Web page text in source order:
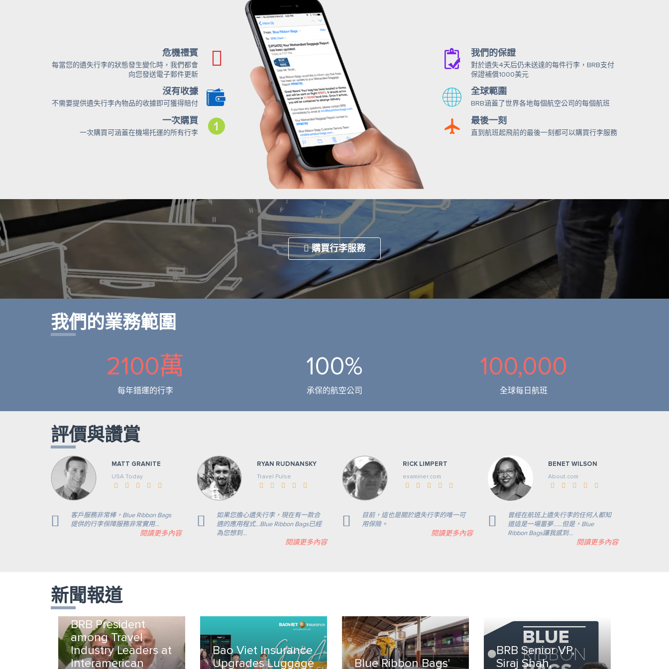
危機禮賓
每當您的遺失行李的狀態發生變化時，我們都會
向您發送電子郵件更新
沒有收據
不需要提供遺失行李內物品的收據即可獲得賠付
一次購買
一次購買可涵蓋在機場托運的所有行李
我們的保證
對於遺失4天后仍未送達的每件行李，BRB支付
保證補償1000美元
全球範圍
BRB涵蓋了世界各地每個航空公司的每個航班
最後一刻
直到航班起飛前的最後一刻都可以購買行李服務
購買行李服務
我們的業務範圍
2100萬
每年錯運的行李
100%
承保的航空公司
100,000
全球每日航班
評價與讚賞
MATT GRANITE
USA Today
客戶服務非常棒，Blue Ribbon Bags
提供的行李保障服務非常實用...
閱讀更多內容
RYAN RUDNANSKY
Travel Pulse
如果您擔心遺失行李，現在有一款合
適的應用程式...Blue Ribbon Bags已經
為您想到...
閱讀更多內容
RICK LIMPERT
examiner.com
目前，這也是關於遺失行李的唯一可
用保險。
閱讀更多內容
BENET WILSON
About.com
曾經在航班上遺失行李的任何人都知
道這是一場噩夢……但是，Blue
Ribbon Bags讓我感到…
閱讀更多內容
新聞報道
BRB President
among Travel
Industry Leaders at
Interamerican
Bao Viet Insurance
Upgrades Luggage
Blue Ribbon Bags'
BRB Senior VP,
Siraj Shah,